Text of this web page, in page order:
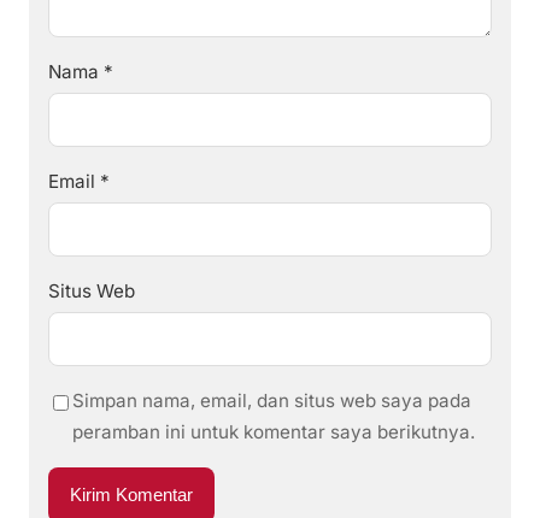
Nama *
Email *
Situs Web
Simpan nama, email, dan situs web saya pada
peramban ini untuk komentar saya berikutnya.